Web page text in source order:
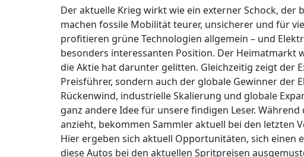
Der aktuelle Krieg wirkt wie ein externer Schock, der
machen fossile Mobilität teurer, unsicherer und für
profitieren grüne Technologien allgemein – und
besonders interessanten Position. Der Heimatmarkt
die Aktie hat darunter gelitten. Gleichzeitig zeigt der
Preisführer, sondern auch der globale Gewinner der
Rückenwind, industrielle Skalierung und globale
ganz andere Idee für unsere findigen Leser.
anzieht, bekommen Sammler aktuell bei den letzten
Hier ergeben sich aktuell Opportunitäten, sich einen
diese Autos bei den aktuellen Spritpreisen